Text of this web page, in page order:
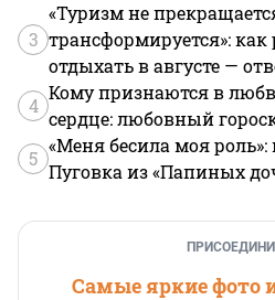
3
«Туризм не
трансформируется»: как
отдыхать в августе —
4
Кому признаются в
сердце: любовный
5
«Меня бесила моя
Пуговка из «Папиных
Самые яркие фото